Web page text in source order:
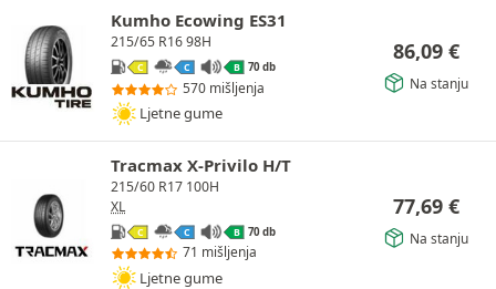
Kumho Ecowing ES31
215/65 R16 98H
C C B 70 db
570 mišljenja
Ljetne gume
86,09 €
Na stanju
Tracmax X-Privilo H/T
215/60 R17 100H
XL
C C B 70 db
71 mišljenja
Ljetne gume
77,69 €
Na stanju